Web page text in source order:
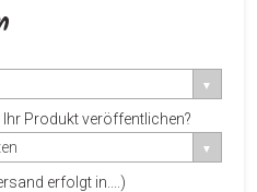
Produkt veröffentlichen?
erfolgt in....)